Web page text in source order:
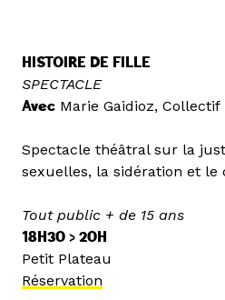
HISTOIRE DE FILLE
SPECTACLE
Avec Marie Gaidioz,
Spectacle théâtral sur la
sexuelles, la sidération et le
Tout public + de 15 ans
18H30 > 20H
Petit Plateau
Réservation